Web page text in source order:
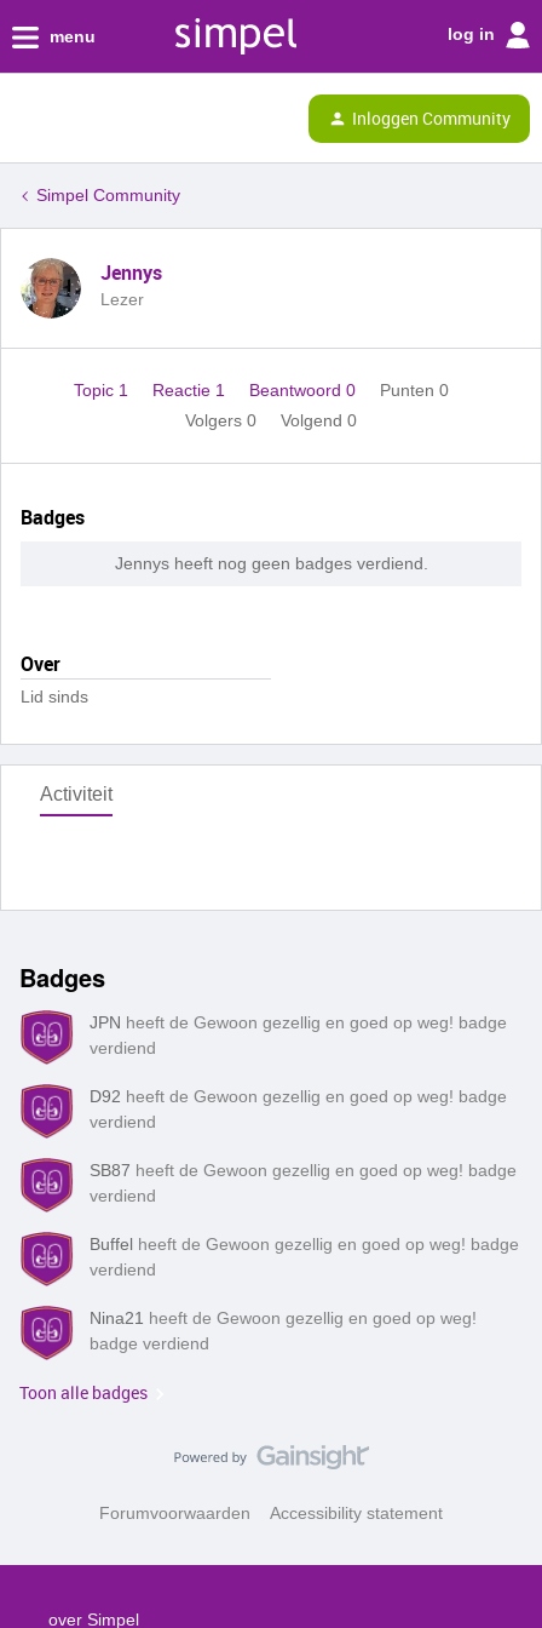
menu log in
Inloggen Community
Simpel Community
Jennys
Lezer
Topic 1 Reactie 1 Beantwoord 0
Punten 0
Volgers 0 Volgend 0
Badges
Jennys heeft nog geen badges verdiend.
Over
Lid sinds
Activiteit
Badges
JPN heeft de Gewoon gezellig en goed op weg! badge
verdiend
D92 heeft de Gewoon gezellig en goed op weg! badge
verdiend
SB87 heeft de Gewoon gezellig en goed op weg! badge
verdiend
Buffel heeft de Gewoon gezellig en goed op weg! badge
verdiend
Nina21 heeft de Gewoon gezellig en goed op weg!
badge verdiend
Toon alle badges
Forumvoorwaarden Accessibility statement
over Simpel